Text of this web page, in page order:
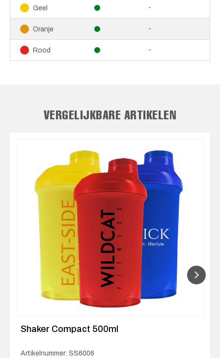
Geel -
Oranje -
Rood -
VERGELIJKBARE ARTIKELEN
Shaker Compact 500ml
Artikelnummer: SS6006